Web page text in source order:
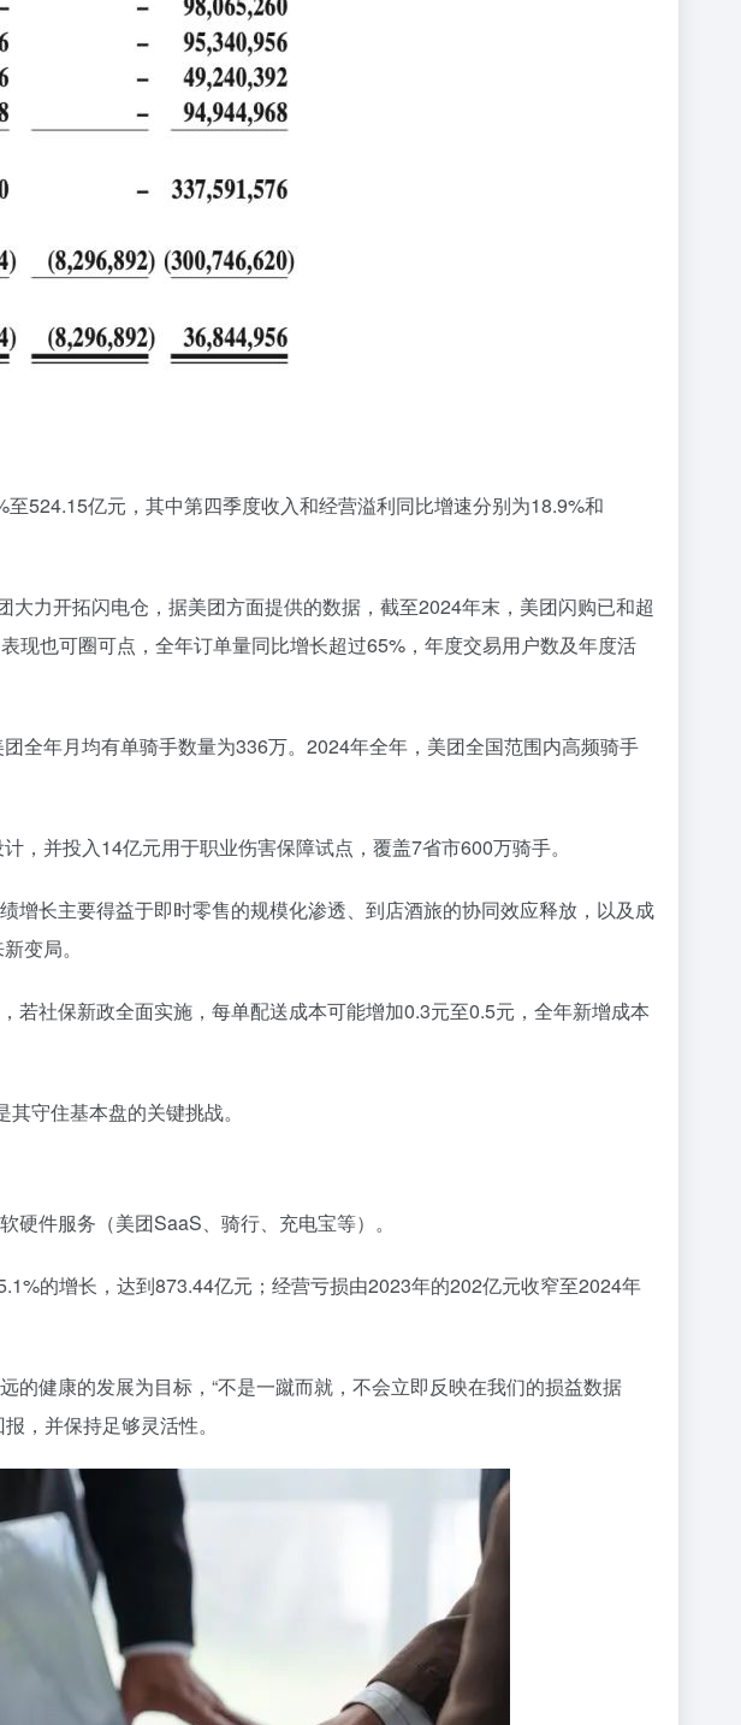
524.15亿元，其中第四季度收入和经营溢利同比增速分别为18.9%和
力开拓闪电仓，据美团方面提供的数据，截至2024年末，美团闪购已和超
现也可圈可点，全年订单量同比增长超过65%，年度交易用户数及年度活
全年月均有单骑手数量为336万。2024年全年，美团全国范围内高频骑手
并投入14亿元用于职业伤害保障试点，覆盖7省市600万骑手。
长主要得益于即时零售的规模化渗透、到店酒旅的协同效应释放，以及成
变局。
社保新政全面实施，每单配送成本可能增加0.3元至0.5元，全年新增成本
守住基本盘的关键挑战。
件服务（美团SaaS、骑行、充电宝等）。
的增长，达到873.44亿元；经营亏损由2023年的202亿元收窄至2024年
健康的发展为目标，“不是一蹴而就，不会立即反映在我们的损益数据
，并保持足够灵活性。